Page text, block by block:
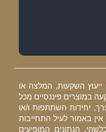
השקעות, המלצה או
במוצרים פיננסיים מכל
יחידות השתתפות ו/או
באמור לעיל התחייבות
הנתונים המופיעים